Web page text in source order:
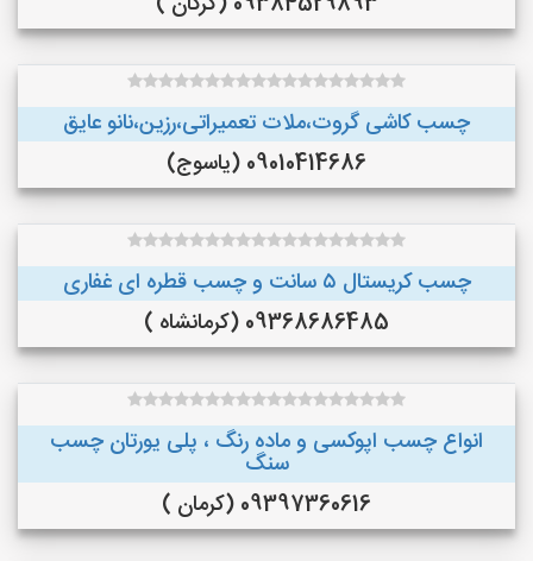
چسب کاشی گروت،ملات تعمیراتی،رزین،نانو عایق
09010414686 (یاسوج)
چسب کریستال ۵ سانت و چسب قطره ای غفاری
09368686485 (کرمانشاه )
انواع چسب اپوکسی و ماده رنگ ، پلی یورتان چسب
سنگ
09397360616 (کرمان )